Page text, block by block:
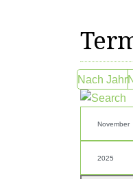
Nach Jahr